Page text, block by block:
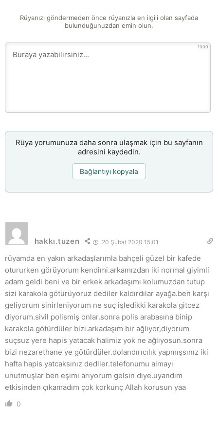
Rüyanızı göndermeden önce rüyanızla en ilgili olan sayfada
bulunduğunuzdan emin olun.
1000
Rüya yorumunuza daha sonra ulaşmak için bu sayfanın
adresini kaydedin.
Bağlantıyı kopyala
hakkı.tuzen 20 Şubat 2020 15:01
rüyamda en yakın arkadaşlarımla bahçeli güzel bir kafede
otururken görüyorum kendimi.arkamızdan iki normal giyimli
adam geldi beni ve bir erkek arkadaşımı kolumuzdan tutup
sizi karakola götürüyoruz dediler kaldırdılar ayağa.ben karşı
geliyorum sinirleniyorum ne suç işledikki karakola gitcez
diyorum.sivil polismiş onlar.sonra polis arabasına binip
karakola götürdüler bizi.arkadaşım bir ağlıyor,diyorum
suçsuz yere hapis yatacak halimiz yok ne ağlıyosun.sonra
bizi nezarethane ye götürdüler.dolandırıcılık yapmışsınız iki
hafta hapis yatcaksınız dediler.telefonumu almayı
unutmuşlar ben eşimi arıyorum gelsin diye.uyandım
etkisinden çıkamadım çok korkunç Allah korusun yaa
0